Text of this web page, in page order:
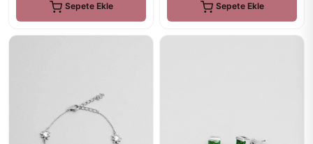
Sepete Ekle Sepete Ekle